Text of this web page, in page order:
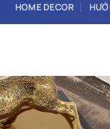
HOME DECOR